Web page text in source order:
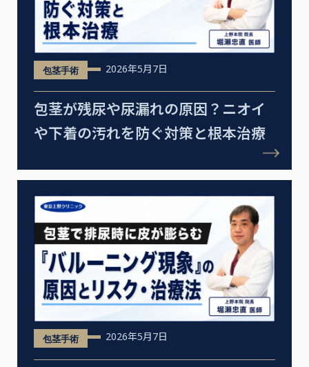
包茎手術 2026年5月7日
包茎が残尿や尿漏れの原因？ニオイ
や下着の汚れを防ぐ対策と根本治療
包茎手術 2026年5月7日